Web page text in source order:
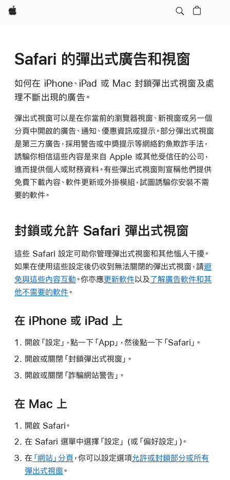
Apple
Safari 的彈出式廣告和視窗
如何在 iPhone、iPad 或 Mac 封鎖彈出式視窗及處
理不斷出現的廣告。
彈出式視窗可以是在你當前的瀏覽器視窗、新視窗或另一個
分頁中開啟的廣告、通知、優惠資訊或提示。部分彈出式視窗
是第三方廣告，採用警告或中獎提示等網絡釣魚欺詐手法，
誘騙你相信這些內容是來自 Apple 或其他受信任的公司，
進而提供個人或財務資料。有些彈出式視窗則宣稱他們提供
免費下載內容、軟件更新或外掛模組，試圖誘騙你安裝不需
要的軟件。
封鎖或允許 Safari 彈出式視窗
這些 Safari 設定可助你管理彈出式視窗和其他惱人干擾。
如果在使用這些設定後仍收到無法關閉的彈出式視窗，請避
免與這些內容互動。你亦應更新軟件以及了解廣告軟件和其
他不需要的軟件。
在 iPhone 或 iPad 上
開啟「設定」，點一下「App」，然後點一下「Safari」。
開啟或關閉「封鎖彈出式視窗」。
開啟或關閉「詐騙網站警吿」。
在 Mac 上
開啟 Safari。
在 Safari 選單中選擇「設定」 (或「偏好設定」)。
在「網站」分頁 ，你可以設定選項允許或封鎖部分或所有
彈出式視窗。